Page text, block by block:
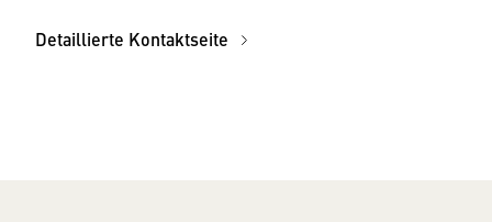
Detaillierte Kontaktseite